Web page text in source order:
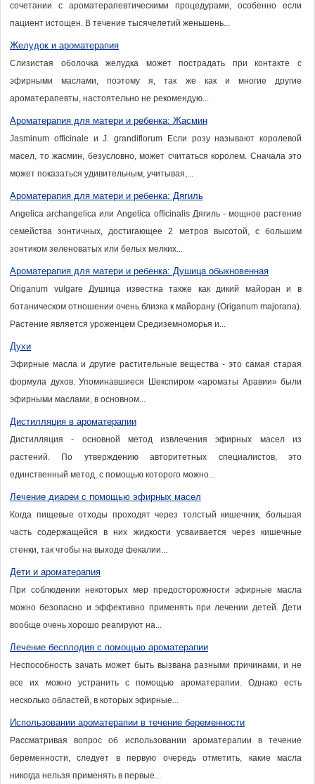
сочетании с ароматерапевтическими процедурами, особенно если
пациент истощен. В течение тысячелетий женьшень...
Желудок и ароматерапия
Слизистая оболочка желудка может пострадать при контакте с
эфирными маслами, поэтому я, так же как и многие другие
ароматерапевты, настоятельно не рекомендую...
Ароматерапия для матери и ребенка: Жасмин
Jasminum officinale и J. grandiflorum Если розу называют королевой
масел, то жасмин, безусловно, может считаться королем. Сначала это
может показаться удивительным, учитывая,...
Ароматерапия для матери и ребенка: Дягиль
Angelica archangelica или Angelica officinalis Дягиль - мощное растение
семейства зонтичных, достигающее 2 метров высотой, с большим
зонтиком зеленоватых или белых мелких...
Ароматерапия для матери и ребенка: Душица обыкновенная
Origanum vulgare Душица известна также как дикий майоран и в
ботаническом отношении очень близка к майорану (Origanum majorana).
Растение является уроженцем Средиземноморья и...
Духи
Эфирные масла и другие растительные вещества - это самая старая
формула духов. Упоминавшиеся Шекспиром «ароматы Аравии» были
эфирными маслами, в основном...
Дистилляция в ароматерапии
Дистилляция - основной метод извлечения эфирных масел из
растений. По утверждению авторитетных специалистов, это
единственный метод, с помощью которого можно...
Лечение диареи с помощью эфирных масел
Когда пищевые отходы проходят через толстый кишечник, большая
часть содержащейся в них жидкости усваивается через кишечные
стенки, так чтобы на выходе фекалии...
Дети и ароматерапия
При соблюдении некоторых мер предосторожности эфирные масла
можно безопасно и эффективно применять при лечении детей. Дети
вообще очень хорошо реагируют на...
Лечение бесплодия с помощью ароматерапии
Неспособность зачать может быть вызвана разными причинами, и не
все их можно устранить с помощью ароматерапии. Однако есть
несколько областей, в которых эфирные...
Использовании ароматерапии в течение беременности
Рассматривая вопрос об использовании ароматерапии в течение
беременности, следует в первую очередь отметить, какие масла
никогда нельзя применять в первые...